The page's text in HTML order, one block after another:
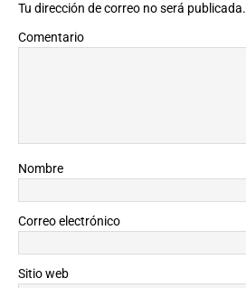
Tu dirección de correo no será publicada.
Comentario
Nombre
Correo electrónico
Sitio web